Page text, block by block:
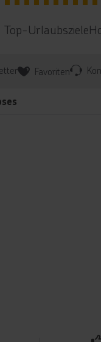
Top-Urlaubsziele
Favoriten